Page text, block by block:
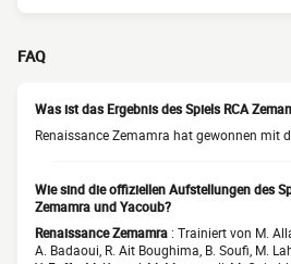
FAQ
Was ist das Ergebnis des Spiels RCA
Renaissance Zemamra hat gewonnen mit
Wie sind die offiziellen Aufstellungen des
Zemamra und Yacoub?
Renaissance Zemamra : Trainiert von M.
A. Badaoui, R. Ait Boughima, B. Soufi, M.